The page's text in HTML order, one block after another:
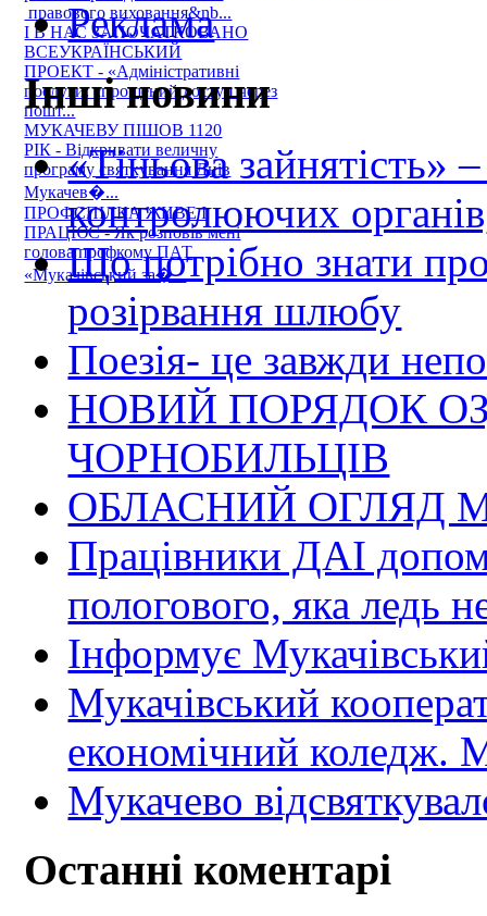
правового виховання&nb...
І В НАС ЗАПОЧАТКОВАНО
ВСЕУКРАЇНСЬКИЙ
ПРОЕКТ - «Адміністративні
послуги: спрощений доступ через
пошт...
МУКАЧЕВУ ПІШОВ 1120
РІК - Відкривати величну
програму святкування Днів
Мукачев�...
ПРОФСПІЛКА ЖИВЕ І
ПРАЦЮЄ - Як розповів мені
голова профкому ПАТ
«Мукачівський за�...
Реклама
Інші новини
«Тіньова зайнятість»
контролюючих
Що потрібно знати
розірвання шлюбу
Поезія- це завжди
НОВИЙ ПОРЯДОК
ЧОРНОБИЛЬЦІВ
ОБЛАСНИЙ ОГЛЯД
Працівники ДАІ
пологового, яка ледь
Інформує
Мукачівський
економічний
Мукачево
Останні коментарі